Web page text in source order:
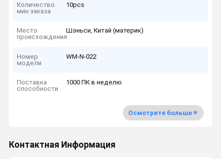
Количество
мин заказа
10pcs
Место
происхождения
Шэньси, Китай (материк)
Номер
модели
WM-N-022
Поставка
способности
1000 ПК в неделю
Осмотрите больше
Контактная Информация